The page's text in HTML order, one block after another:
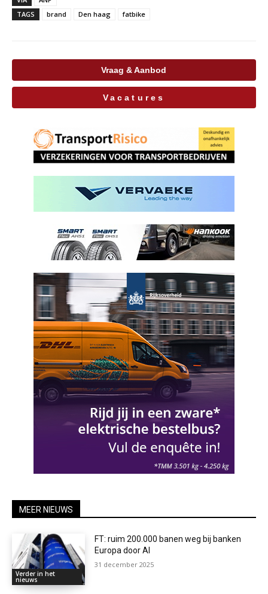
TAGS
brand Den haag fatbike
Vraag & Aanbod
Vacatures
MEER NIEUWS
Verder in het
nieuws
FT: ruim 200.000 banen weg bij banken
Europa door AI
31 december 2025